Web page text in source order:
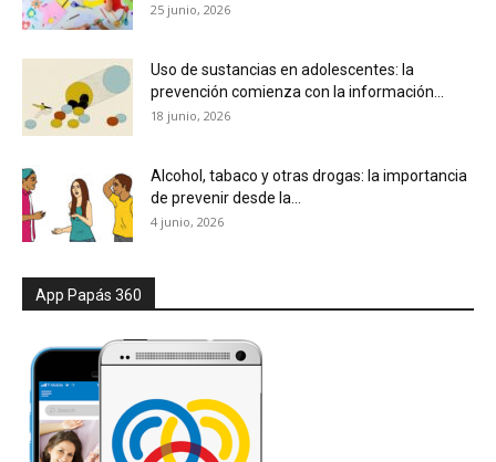
25 junio, 2026
Uso de sustancias en adolescentes: la
prevención comienza con la información...
18 junio, 2026
Alcohol, tabaco y otras drogas: la importancia
de prevenir desde la...
4 junio, 2026
App Papás 360